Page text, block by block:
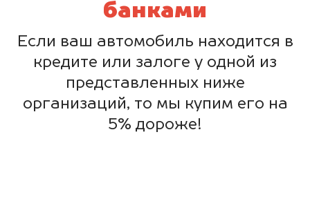
банками
Если ваш автомобиль находится в
кредите или залоге у одной из
представленных ниже
организаций, то мы купим его на
5% дороже!